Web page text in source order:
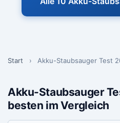
Start › Akku-Staubsauger Test
Akku-Staubsauger
besten im Vergleich